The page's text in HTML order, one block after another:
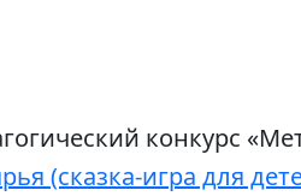
конкурс
(сказка-игра для